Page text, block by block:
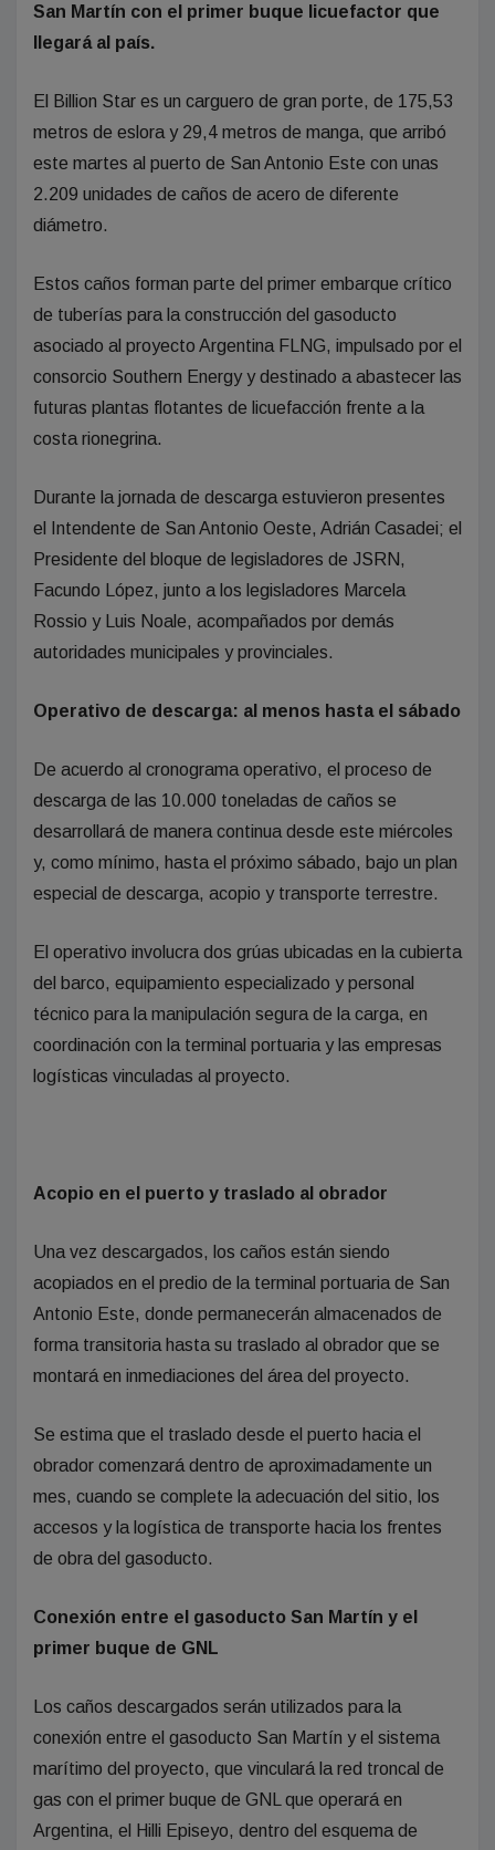
San Martín con el primer buque licuefactor que
llegará al país.
El Billion Star es un carguero de gran porte, de 175,53
metros de eslora y 29,4 metros de manga, que arribó
este martes al puerto de San Antonio Este con unas
2.209 unidades de caños de acero de diferente
diámetro.
Estos caños forman parte del primer embarque crítico
de tuberías para la construcción del gasoducto
asociado al proyecto Argentina FLNG, impulsado por el
consorcio Southern Energy y destinado a abastecer las
futuras plantas flotantes de licuefacción frente a la
costa rionegrina.
Durante la jornada de descarga estuvieron presentes
el Intendente de San Antonio Oeste, Adrián Casadei; el
Presidente del bloque de legisladores de JSRN,
Facundo López, junto a los legisladores Marcela
Rossio y Luis Noale, acompañados por demás
autoridades municipales y provinciales.
Operativo de descarga: al menos hasta el sábado
De acuerdo al cronograma operativo, el proceso de
descarga de las 10.000 toneladas de caños se
desarrollará de manera continua desde este miércoles
y, como mínimo, hasta el próximo sábado, bajo un plan
especial de descarga, acopio y transporte terrestre.
El operativo involucra dos grúas ubicadas en la cubierta
del barco, equipamiento especializado y personal
técnico para la manipulación segura de la carga, en
coordinación con la terminal portuaria y las empresas
logísticas vinculadas al proyecto.
Acopio en el puerto y traslado al obrador
Una vez descargados, los caños están siendo
acopiados en el predio de la terminal portuaria de San
Antonio Este, donde permanecerán almacenados de
forma transitoria hasta su traslado al obrador que se
montará en inmediaciones del área del proyecto.
Se estima que el traslado desde el puerto hacia el
obrador comenzará dentro de aproximadamente un
mes, cuando se complete la adecuación del sitio, los
accesos y la logística de transporte hacia los frentes
de obra del gasoducto.
Conexión entre el gasoducto San Martín y el
primer buque de GNL
Los caños descargados serán utilizados para la
conexión entre el gasoducto San Martín y el sistema
marítimo del proyecto, que vinculará la red troncal de
gas con el primer buque de GNL que operará en
Argentina, el Hilli Episeyo, dentro del esquema de